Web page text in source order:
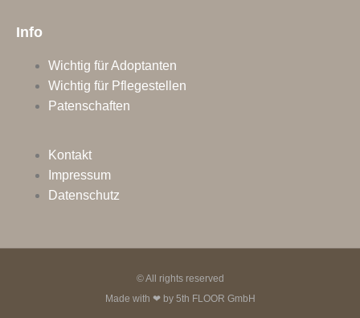
Info
Wichtig für Adoptanten
Wichtig für Pflegestellen
Patenschaften
Kontakt
Impressum
Datenschutz
© All rights reserved
Made with ❤ by 5th FLOOR GmbH